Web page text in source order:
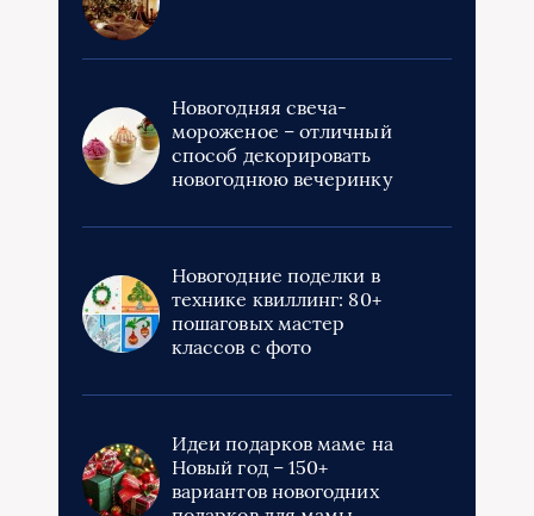
Новогодняя свеча-
мороженое – отличный
способ декорировать
новогоднюю вечеринку
Новогодние поделки в
технике квиллинг: 80+
пошаговых мастер
классов с фото
Идеи подарков маме на
Новый год – 150+
вариантов новогодних